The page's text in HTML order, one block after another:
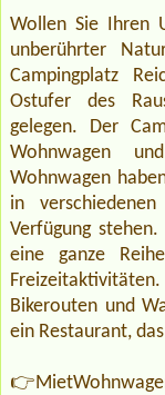
Wollen Sie Ihren
unberührter
Campingplatz
Ostufer des
gelegen. Der
Wohnwagen
Wohnwagen
in
Verfügung
eine ganze
Bikerouten und
ein Restaurant,